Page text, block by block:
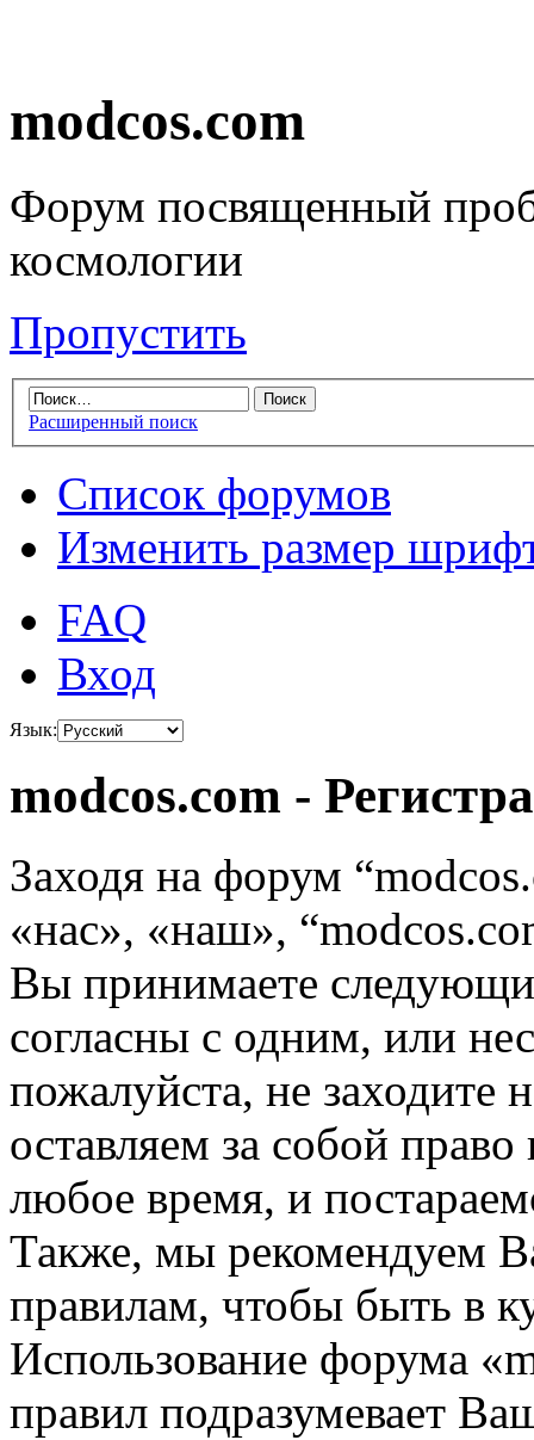
modcos.com
Форум посвященный
космологии
Пропустить
Расширенный поиск
Список форумов
Изменить размер
FAQ
Вход
Язык:
modcos.com -
Заходя на форум
«нас», «наш»,
Вы принимаете
согласны с одним, или
пожалуйста, не
оставляем за собой
любое время, и
Также, мы рекомендуем
правилам, чтобы быть в
Использование форума
правил подразумевает